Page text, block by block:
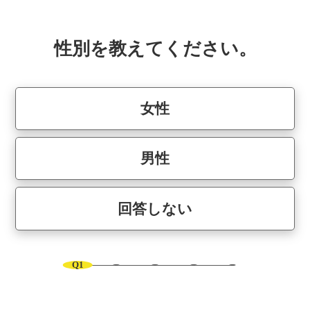
性別を教えてください。
女性
男性
回答しない
Q1